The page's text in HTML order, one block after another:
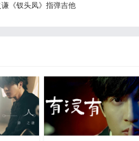
《钗头凤》指弹吉他